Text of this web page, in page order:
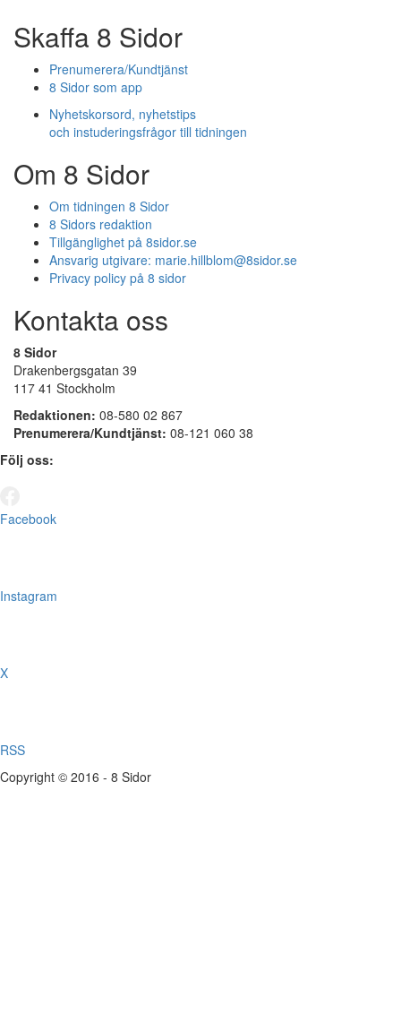
Skaffa 8 Sidor
Prenumerera/Kundtjänst
8 Sidor som app
Nyhetskorsord, nyhetstips
och instuderingsfrågor till tidningen
Om 8 Sidor
Om tidningen 8 Sidor
8 Sidors redaktion
Tillgänglighet på 8sidor.se
Ansvarig utgivare: marie.hillblom@8sidor.se
Privacy policy på 8 sidor
Kontakta oss
8 Sidor
Drakenbergsgatan 39
117 41 Stockholm
Redaktionen: 08-580 02 867
Prenumerera/Kundtjänst: 08-121 060 38
Följ oss:
Facebook
Instagram
X
RSS
Copyright © 2016 - 8 Sidor